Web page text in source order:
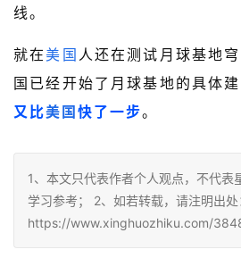
线。
就在美国 人还在测试月球基地
国已经开始了月球基地的具体
又比美国 快了一步。
1、本文只代表作者个人观点，不代表
学习参考； 2、如若转载，请注明出处
https://www.xinghuozhiku.com/